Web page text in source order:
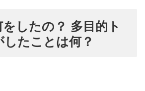
したの？ 多目的ト
たことは何？